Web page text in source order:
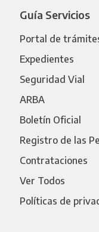
Guía Servicios
Portal de
Expedientes
Seguridad Vial
ARBA
Boletín Oficial
Registro de las
Contrataciones
Ver Todos
Políticas de